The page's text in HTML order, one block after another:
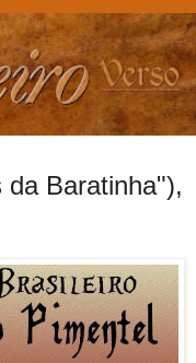
Baratinha"),